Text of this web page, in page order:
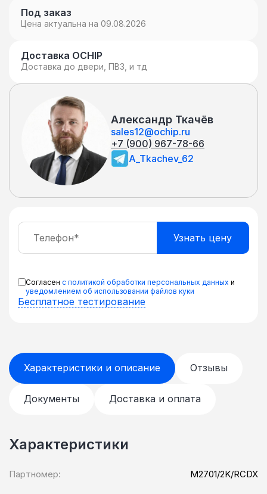
Под заказ
Цена актуальна на 09.08.2026
Доставка OCHIP
Доставка до двери, ПВЗ, и тд
Александр Ткачёв
sales12@ochip.ru
+7 (900) 967-78-66
A_Tkachev_62
Согласен с политикой обработки персональных данных и
уведомлением об использовании файлов куки
Бесплатное тестирование
Характеристики и описание Отзывы
Документы Доставка и оплата
Характеристики
Партномер: M2701/2K/RCDX